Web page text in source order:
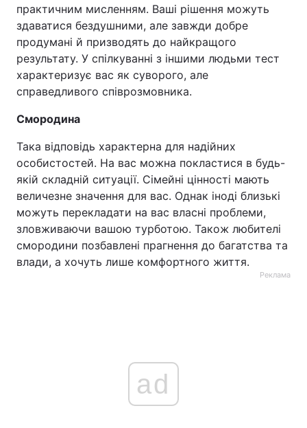
практичним мисленням. Ваші рішення можуть
здаватися бездушними, але завжди добре
продумані й призводять до найкращого
результату. У спілкуванні з іншими людьми тест
характеризує вас як суворого, але
справедливого співрозмовника.
Смородина
Така відповідь характерна для надійних
особистостей. На вас можна покластися в будь-
якій складній ситуації. Сімейні цінності мають
величезне значення для вас. Однак іноді близькі
можуть перекладати на вас власні проблеми,
зловживаючи вашою турботою. Також любителі
смородини позбавлені прагнення до багатства та
влади, а хочуть лише комфортного життя.
Реклама
ad